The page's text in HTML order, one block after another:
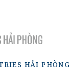
HẢI PHÒNG